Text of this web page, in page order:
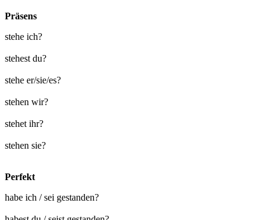
Präsens
stehe ich?
stehest du?
stehe er/sie/es?
stehen wir?
stehet ihr?
stehen sie?
Perfekt
habe ich / sei gestanden?